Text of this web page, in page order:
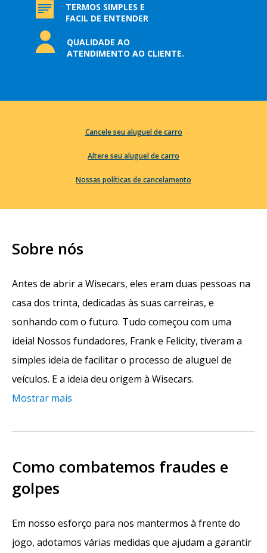
TERMOS SIMPLES E
FACIL DE ENTENDER
QUALIDADE AO
ATENDIMENTO AO CLIENTE.
Cancele seu aluguel de carro
Altere seu aluguel de carro
Nossas políticas de cancelamento
Sobre nós
Antes de abrir a Wisecars, eles eram duas pessoas na
casa dos trinta, dedicadas às suas carreiras, e
sonhando com o futuro. Tudo começou com uma
ideia! Nossos fundadores, Frank e Felicity, tiveram a
simples ideia de facilitar o processo de aluguel de
veículos. E a ideia deu origem à Wisecars.
Mostrar mais
Como combatemos fraudes e
golpes
Em nosso esforço para nos mantermos à frente do
jogo, adotamos várias medidas que ajudam a garantir